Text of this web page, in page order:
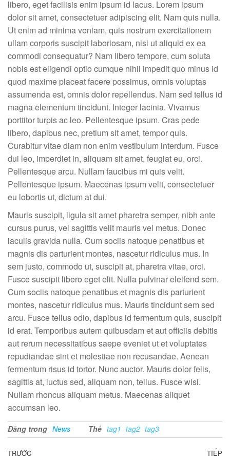
libero, eget facilisis enim ipsum id lacus. Lorem ipsum
dolor sit amet, consectetuer adipiscing elit. Nam quis nulla.
Ut enim ad minima veniam, quis nostrum exercitationem
ullam corporis suscipit laboriosam, nisi ut aliquid ex ea
commodi consequatur? Nam libero tempore, cum soluta
nobis est eligendi optio cumque nihil impedit quo minus id
quod maxime placeat facere possimus, omnis voluptas
assumenda est, omnis dolor repellendus. Nam sed tellus id
magna elementum tincidunt. Integer lacinia. Vivamus
porttitor turpis ac leo. Pellentesque ipsum. Cras pede
libero, dapibus nec, pretium sit amet, tempor quis.
Curabitur vitae diam non enim vestibulum interdum. Fusce
dui leo, imperdiet in, aliquam sit amet, feugiat eu, orci.
Pellentesque arcu. Nullam faucibus mi quis velit.
Pellentesque ipsum. Maecenas ipsum velit, consectetuer
eu lobortis ut, dictum at dui.
Mauris suscipit, ligula sit amet pharetra semper, nibh ante
cursus purus, vel sagittis velit mauris vel metus. Donec
iaculis gravida nulla. Cum sociis natoque penatibus et
magnis dis parturient montes, nascetur ridiculus mus. In
sem justo, commodo ut, suscipit at, pharetra vitae, orci.
Fusce suscipit libero eget elit. Nulla pulvinar eleifend sem.
Cum sociis natoque penatibus et magnis dis parturient
montes, nascetur ridiculus mus. Mauris tincidunt sem sed
arcu. Fusce tellus odio, dapibus id fermentum quis, suscipit
id erat. Temporibus autem quibusdam et aut officiis debitis
aut rerum necessitatibus saepe eveniet ut et voluptates
repudiandae sint et molestiae non recusandae. Aenean
fermentum risus id tortor. Nunc auctor. Mauris dolor felis,
sagittis at, luctus sed, aliquam non, tellus. Fusce wisi.
Nullam rhoncus aliquam metus. Maecenas aliquet
accumsan leo.
Đăng trong News Thẻ tag1 tag2 tag3
Bài
TRƯỚC TIẾP